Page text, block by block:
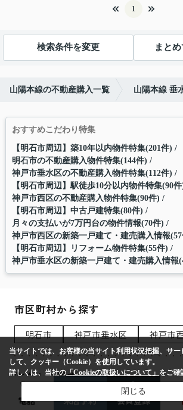
1
検索条件を変更 まと
山陽本線の不動産購入一覧 山陽本線 垂
おすすめこだわり特集
【明石市周辺】築10年以内物件特集(201件)
明石市の不動産購入物件特集(144件)
神戸市垂水区の不動産購入物件特集(112件)
【明石市周辺】駅徒歩10分以内物件特集(90件
神戸市西区の不動産購入物件特集(90件)
【明石市周辺】中古戸建特集(80件)
月々の支払いが7万円台の物件情報(70件)
神戸市西区の新築一戸建て・建売購入情報(57
【明石市周辺】リフォーム物件特集(55件)
神戸市垂水区の新築一戸建て・建売購入情報
市区町村から探す
明石市 神戸市垂水区 神戸市
町名から探す
魚住町西岡 二見町東二見 二
電話 来店予約 会員登録
当サイトでは、お客様の当サイト利用状況把握、サー
して、クッキー（Cookie）を使用しています。
詳しくは、当社の「Cookieの取扱いについて」 をご確
閉じる